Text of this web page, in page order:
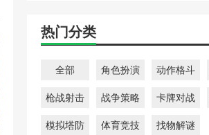
热门分类
全部 角色扮演 动作格斗
枪战射击 战争策略 卡牌对战
模拟塔防 体育竞技 找物解谜